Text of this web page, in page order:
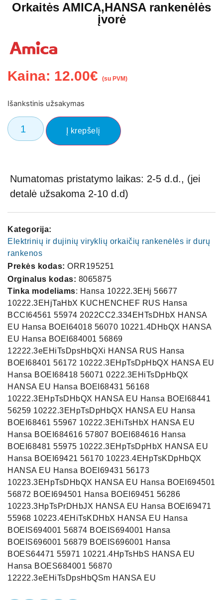
Orkaitės AMICA,HANSA rankenėlės
įvorė
Kaina: 12.00€ (su PVM)
Išankstinis užsakymas
Į krepšelį
Numatomas pristatymo laikas: 2-5 d.d., (jei
detalė užsakoma 2-10 d.d)
Kategorija:
Elektrinių ir dujinių viryklių orkaičių rankenėlės ir durų
rankenos
Prekės kodas: ORR195251
Orginalus kodas: 8065875
Tinka modeliams: Hansa 10222.3EHj 56677
10222.3EHjTaHbX KUCHENCHEF RUS Hansa
BCCI64561 55974 2022CC2.334EHTsDHbX HANSA
EU Hansa BOEI64018 56070 10221.4DHbQX HANSA
EU Hansa BOEI684001 56869
12222.3eEHiTsDpsHbQXi HANSA RUS Hansa
BOEI68401 56172 10222.3EHpTsDpHbQX HANSA EU
Hansa BOEI68418 56071 0222.3EHiTsDpHbQX
HANSA EU Hansa BOEI68431 56168
10222.3EHpTsDHbQX HANSA EU Hansa BOEI68441
56259 10222.3EHpTsDpHbQX HANSA EU Hansa
BOEI68461 55967 10222.3EHiTsHbX HANSA EU
Hansa BOEI684616 57807 BOEI684616 Hansa
BOEI68481 55975 10222.3EHpTsDpHbX HANSA EU
Hansa BOEI69421 56170 10223.4EHpTsKDpHbQX
HANSA EU Hansa BOEI69431 56173
10223.3EHpTsDHbQX HANSA EU Hansa BOEI694501
56872 BOEI694501 Hansa BOEI69451 56286
10223.3HpTsPrDHbJX HANSA EU Hansa BOEI69471
55968 10223.4EHiTsKDHbX HANSA EU Hansa
BOEIS694001 56874 BOEIS694001 Hansa
BOEIS696001 56879 BOEIS696001 Hansa
BOES64471 55971 10221.4HpTsHbS HANSA EU
Hansa BOES684001 56870
12222.3eEHiTsDpsHbQSm HANSA EU